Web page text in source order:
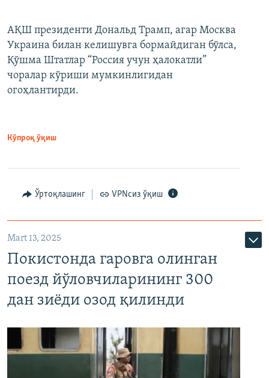
АҚШ президенти Дональд Трамп, агар Москва
Украина билан келишувга бормайдиган бўлса,
Қўшма Штатлар “Россия учун ҳалокатли”
чоралар кўриши мумкинлигидан
огоҳлантирди.
Кўпроқ ўқиш
Ўртоқлашинг VPNсиз ўқиш
Mart 13, 2025
Покистонда гаровга олинган
поезд йўловчиларининг 300
дан зиёди озод қилинди